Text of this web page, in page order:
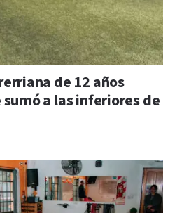
de 12 años
a las inferiores de